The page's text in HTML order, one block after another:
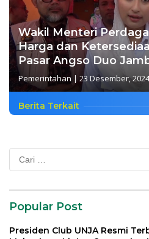
Wakil Menteri
Harga dan
Pasar Angso Duo
Pemerintahan | 23 Desember, 2024
Berita Terkait
Cari
untuk:
Popular Post
Presiden Club UNJA Resmi